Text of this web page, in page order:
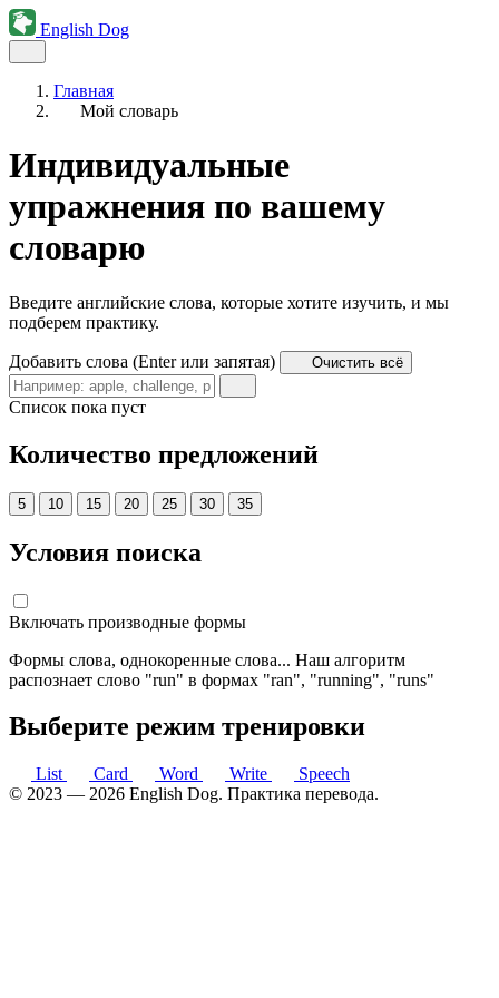
English Dog
Главная
Мой словарь
Индивидуальные
упражнения по вашему
словарю
Введите английские слова, которые хотите изучить, и мы
подберем практику.
Добавить слова (Enter или запятая) Очистить всё
Список пока пуст
Количество предложений
5 10 15 20 25 30 35
Условия поиска
Включать производные формы
Формы слова, однокоренные слова... Наш алгоритм
распознает слово "run" в формах "ran", "running", "runs"
Выберите режим тренировки
List Card Word Write
Speech
© 2023 — 2026 English Dog. Практика перевода.